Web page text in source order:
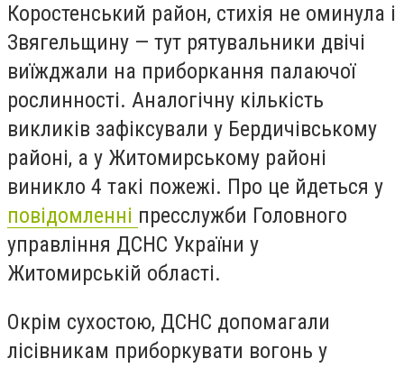
Коростенський район, стихія не оминула і
Звягельщину — тут рятувальники двічі
виїжджали на приборкання палаючої
рослинності. Аналогічну кількість
викликів зафіксували у Бердичівському
районі, а у Житомирському районі
виникло 4 такі пожежі. Про це йдеться у
повідомленні пресслужби Головного
управління ДСНС України у
Житомирській області.
Окрім сухостою, ДСНС допомагали
лісівникам приборкувати вогонь у